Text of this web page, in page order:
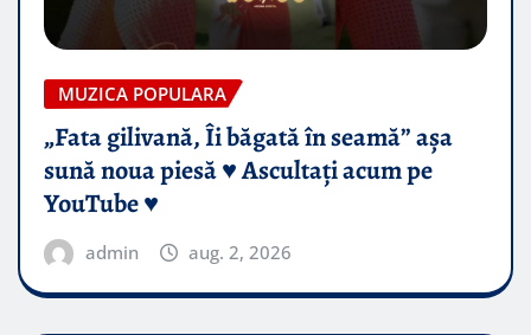
MUZICA POPULARA
„Fata gilivană, Îi băgată în seamă” așa
sună noua piesă ♥️ Ascultați acum pe
YouTube ♥️
admin aug. 2, 2026